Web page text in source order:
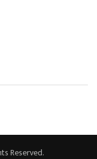
Reserved.